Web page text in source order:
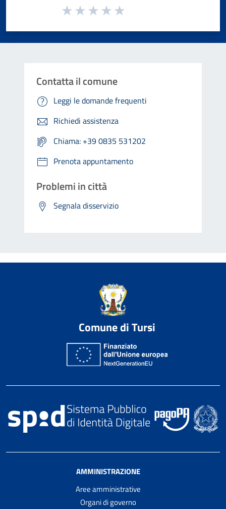
Valuta da 1 a 5 stelle la pagina
Contatta il comune
Leggi le domande frequenti
Richiedi assistenza
Chiama: +39 0835 531202
Prenota appuntamento
Problemi in città
Segnala disservizio
Comune di Tursi
AMMINISTRAZIONE
Aree amministrative
Organi di governo